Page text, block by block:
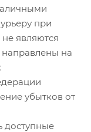
при
являются
на
убытков от
доступные